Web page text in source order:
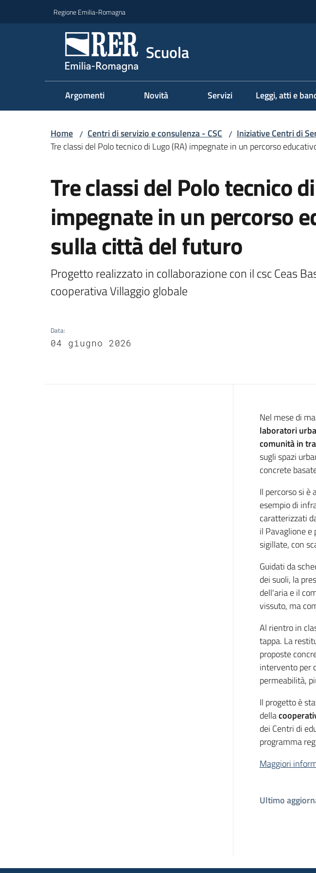
Regione Emilia-Romagna
Scuola
Argomenti Novità Servizi Leggi, atti e
Home / Centri di servizio e consulenza - CSC / Iniziative Centri di
Tre classi del Polo tecnico di Lugo (RA) impegnate in un percorso
Tre classi del Polo tecnico
impegnate in un percorso
sulla città del futuro
Progetto realizzato in collaborazione con il csc Ceas
cooperativa Villaggio globale
Data:
04 giugno 2026
Nel mese di
laboratori
comunità in
sugli spazi
concrete
Il percorso si è
esempio di
caratterizzati
il Pavaglione
sigillate, con
Guidati da
dei suoli, la
dell'aria e il
vissuto, ma
Al rientro in
tappa. La
proposte
intervento per
permeabilità,
Il progetto è
della
dei Centri di
programma
Maggiori
Ultimo